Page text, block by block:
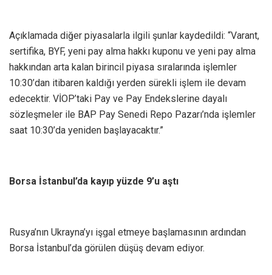
Açıklamada diğer piyasalarla ilgili şunlar kaydedildi: “Varant,
sertifika, BYF, yeni pay alma hakkı kuponu ve yeni pay alma
hakkından arta kalan birincil piyasa sıralarında işlemler
10:30’dan itibaren kaldığı yerden sürekli işlem ile devam
edecektir. VİOP’taki Pay ve Pay Endekslerine dayalı
sözleşmeler ile BAP Pay Senedi Repo Pazarı’nda işlemler
saat 10:30’da yeniden başlayacaktır.”
Borsa İstanbul’da kayıp yüzde 9’u aştı
Rusya’nın Ukrayna’yı işgal etmeye başlamasının ardından
Borsa İstanbul’da görülen düşüş devam ediyor.